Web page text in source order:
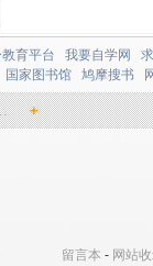
育平台 我要自学网
国家图书馆 鸠摩搜书
+
留言本 - 网站